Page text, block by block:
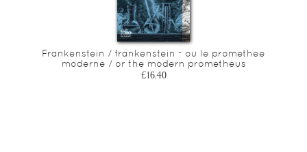
Frankenstein / frankenstein - ou le promethee
moderne / or the modern prometheus
£16.40